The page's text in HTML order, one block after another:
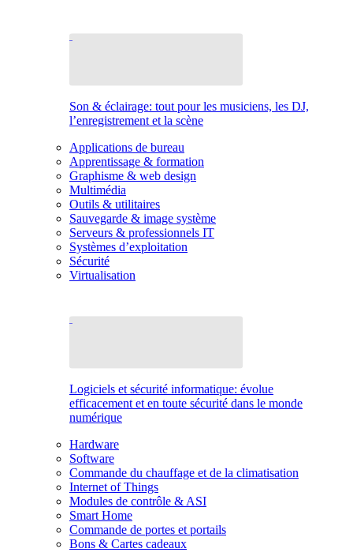
Son & éclairage: tout pour les musiciens, les DJ,
l’enregistrement et la scène
Applications de bureau
Apprentissage & formation
Graphisme & web design
Multimédia
Outils & utilitaires
Sauvegarde & image système
Serveurs & professionnels IT
Systèmes d’exploitation
Sécurité
Virtualisation
Logiciels et sécurité informatique: évolue
efficacement et en toute sécurité dans le monde
numérique
Hardware
Software
Commande du chauffage et de la climatisation
Internet of Things
Modules de contrôle & ASI
Smart Home
Commande de portes et portails
Bons & Cartes cadeaux